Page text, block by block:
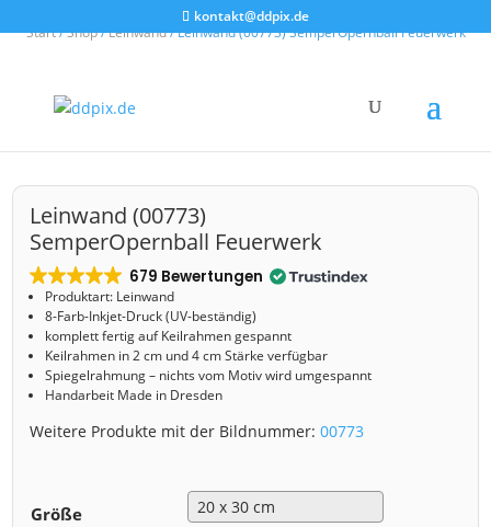
kontakt@ddpix.de
Start/Shop/Leinwand/ Leinwand (00773) SemperOpernball Feuerwerk
Leinwand (00773)
SemperOpernball Feuerwerk
679 Bewertungen
Produktart: Leinwand
8-Farb-Inkjet-Druck (UV-beständig)
komplett fertig auf Keilrahmen gespannt
Keilrahmen in 2 cm und 4 cm Stärke verfügbar
Spiegelrahmung – nichts vom Motiv wird umgespannt
Handarbeit Made in Dresden
Weitere Produkte mit der Bildnummer:00773
Größe